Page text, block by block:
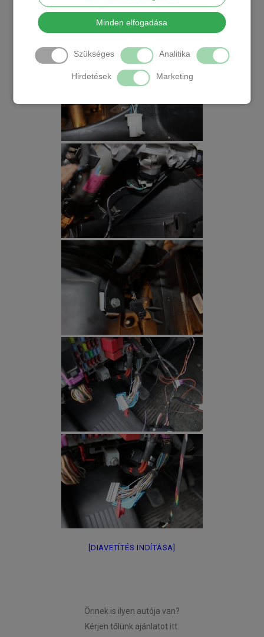
Minden elfogadása
Szükséges Analitika
Hirdetések Marketing
[DIAVETÍTÉS INDÍTÁSA]
Önnek is ilyen autója van?
Kérjen tőlünk ajánlatot itt: